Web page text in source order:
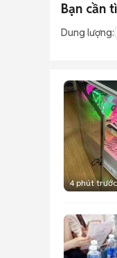
Bạn cần
Dung lượng:
4 phút trước